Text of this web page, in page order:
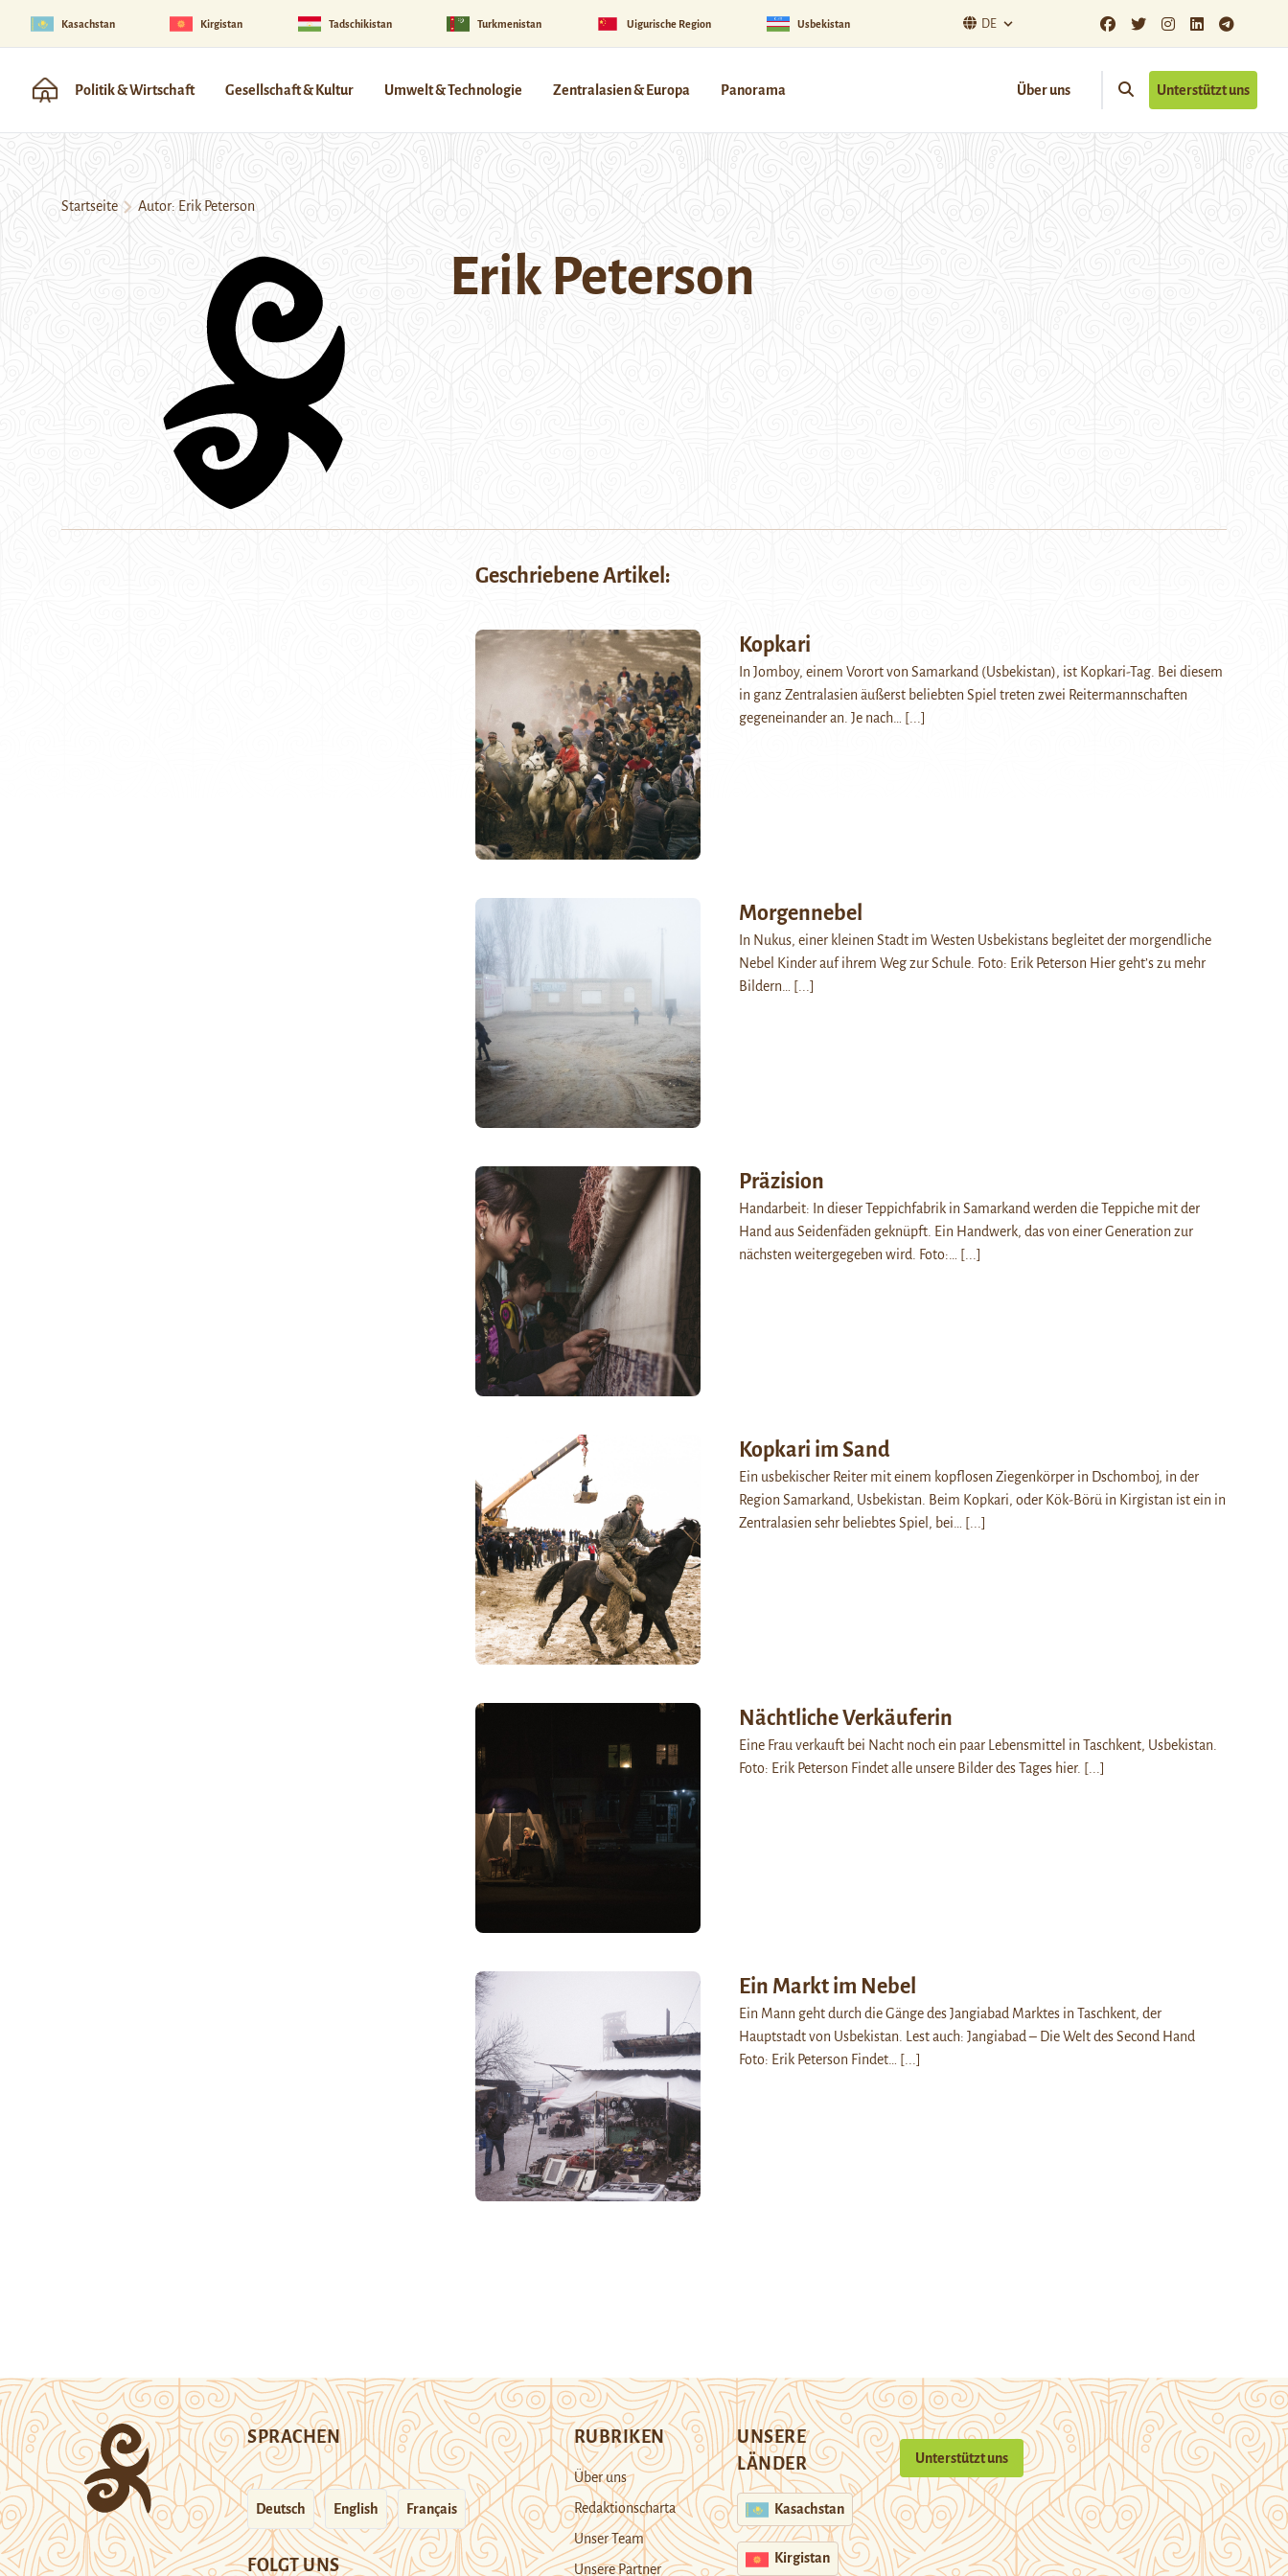
Kasachstan Kirgistan Tadschikistan Turkmenistan Uigurische Region Usbekistan DE
Politik & Wirtschaft Gesellschaft & Kultur Umwelt & Technologie Zentralasien & Europa Panorama Über uns Unterstützt uns
Startseite Autor: Erik Peterson
Erik Peterson
Geschriebene Artikel:
Kopkari
In Jomboy, einem Vorort von Samarkand (Usbekistan), ist Kopkari-Tag. Bei diesem
in ganz Zentralasien äußerst beliebten Spiel treten zwei Reitermannschaften
gegeneinander an. Je nach…
[...]
Morgennebel
In Nukus, einer kleinen Stadt im Westen Usbekistans begleitet der morgendliche
Nebel Kinder auf ihrem Weg zur Schule. Foto: Erik Peterson Hier geht’s zu mehr
Bildern…
[...]
Präzision
Handarbeit: In dieser Teppichfabrik in Samarkand werden die Teppiche mit der
Hand aus Seidenfäden geknüpft. Ein Handwerk, das von einer Generation zur
nächsten weitergegeben wird. Foto:…
[...]
Kopkari im Sand
Ein usbekischer Reiter mit einem kopflosen Ziegenkörper in Dschomboj, in der
Region Samarkand, Usbekistan. Beim Kopkari, oder Kök-Börü in Kirgistan ist ein in
Zentralasien sehr beliebtes Spiel, bei…
[...]
Nächtliche Verkäuferin
Eine Frau verkauft bei Nacht noch ein paar Lebensmittel in Taschkent, Usbekistan.
Foto: Erik Peterson Findet alle unsere Bilder des Tages hier. [...]
Ein Markt im Nebel
Ein Mann geht durch die Gänge des Jangiabad Marktes in Taschkent, der
Hauptstadt von Usbekistan. Lest auch: Jangiabad – Die Welt des Second Hand
Foto: Erik Peterson Findet…
[...]
SPRACHEN
Deutsch English Français
FOLGT UNS
RUBRIKEN
Über uns
Redaktionscharta
Unser Team
Unsere Partner
UNSERE
LÄNDER
Kasachstan
Kirgistan
Unterstützt uns